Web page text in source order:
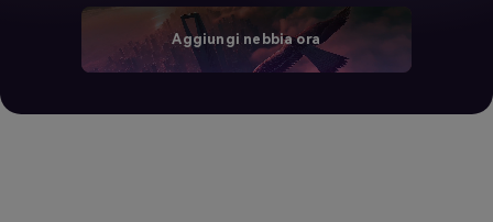
Aggiungi nebbia ora